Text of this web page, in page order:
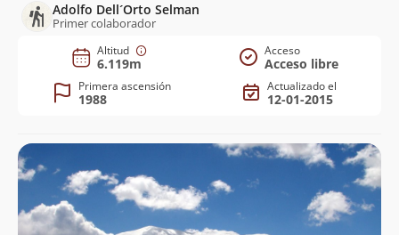
Adolfo Dell´Orto Selman
Primer colaborador
Altitud
6.119m
Acceso
Acceso libre
Primera ascensión
1988
Actualizado el
12-01-2015